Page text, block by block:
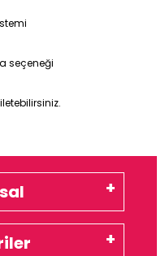
seçeneği